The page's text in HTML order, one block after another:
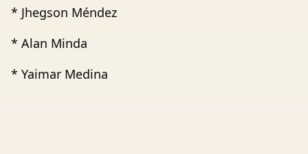
* Jhegson Méndez
* Alan Minda
* Yaimar Medina